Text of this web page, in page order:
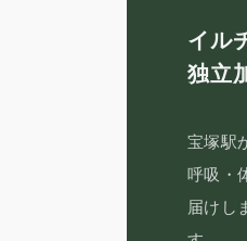
イル
独立
宝塚駅
呼吸・
届けし